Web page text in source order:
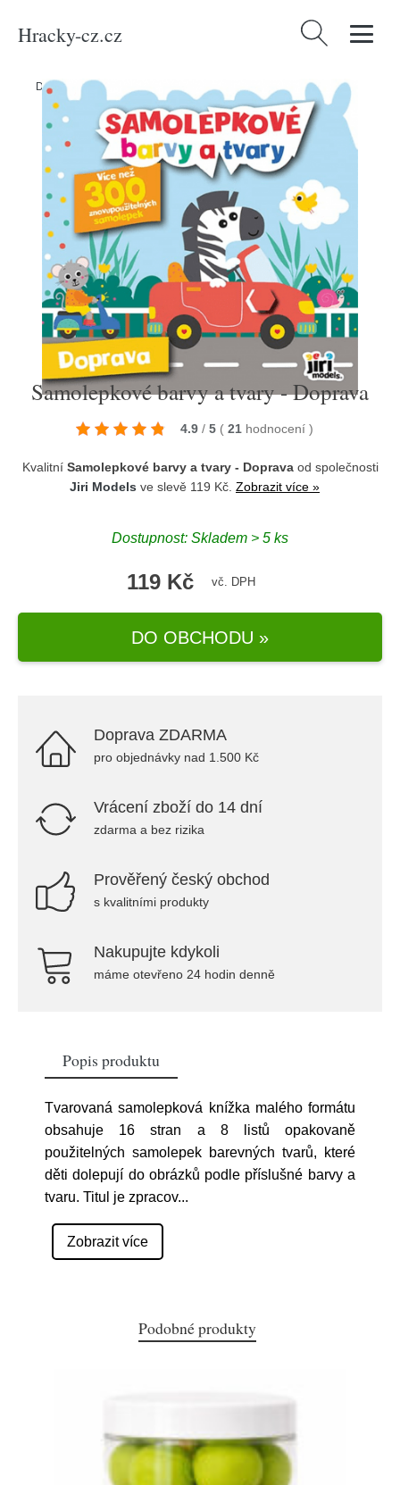
Hracky-cz.cz Vyhledávání
Domů/ Produkty Samolepkové barvy a tvary - Doprava
Samolepkové barvy a tvary - Doprava
4.9 / 5 ( 21 hodnocení )
Kvalitní Samolepkové barvy a tvary - Dopravaod společnosti
Jiri Models ve slevě 119 Kč. Zobrazit více »
Dostupnost: Skladem > 5 ks
119 Kč vč. DPH
DO OBCHODU »
Doprava ZDARMA
pro objednávky nad 1.500 Kč
Vrácení zboží do 14 dní
zdarma a bez rizika
Prověřený český obchod
s kvalitními produkty
Nakupujte kdykoli
máme otevřeno 24 hodin denně
Popis produktu
Tvarovaná samolepková knížka malého formátu
obsahuje 16 stran a 8 listů opakovaně
použitelných samolepek barevných tvarů, které
děti dolepují do obrázků podle příslušné barvy a
tvaru. Titul je zpracov...
Zobrazit více
Podobné produkty